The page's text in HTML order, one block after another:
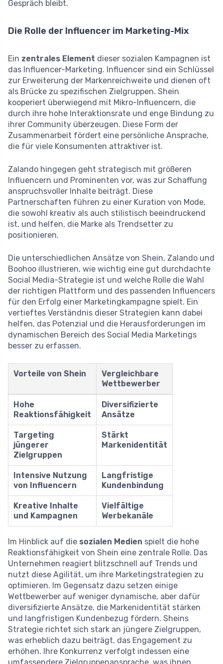
Gespräch bleibt.
Die Rolle der Influencer im Marketing-Mix
Ein zentrales Element dieser sozialen Kampagnen ist
das Influencer-Marketing. Influencer sind ein Schlüssel
zur Erweiterung der Markenreichweite und dienen oft
als Brücke zu spezifischen Zielgruppen. Shein
kooperiert überwiegend mit Mikro-Influencern, die
durch ihre hohe Interaktionsrate und enge Bindung zu
ihrer Community überzeugen. Diese Form der
Zusammenarbeit fördert eine persönliche Ansprache,
die für viele Konsumenten attraktiver ist.
Zalando hingegen geht strategisch mit größeren
Influencern und Prominenten vor, was zur Schaffung
anspruchsvoller Inhalte beiträgt. Diese
Partnerschaften führen zu einer Kuration von Mode,
die sowohl kreativ als auch stilistisch beeindruckend
ist, und helfen, die Marke als Trendsetter zu
positionieren.
Die unterschiedlichen Ansätze von Shein, Zalando und
Boohoo illustrieren, wie wichtig eine gut durchdachte
Social Media-Strategie ist und welche Rolle die Wahl
der richtigen Plattform und des passenden Influencers
für den Erfolg einer Marketingkampagne spielt. Ein
vertieftes Verständnis dieser Strategien kann dabei
helfen, das Potenzial und die Herausforderungen im
dynamischen Bereich des Social Media Marketings
besser zu erfassen.
Vorteile von Shein
Vergleichbare
Wettbewerber
Hohe
Reaktionsfähigkeit
Diversifizierte
Ansätze
Targeting
jüngerer
Zielgruppen
Stärkt
Markenidentität
Intensive Nutzung
von Influencern
Langfristige
Kundenbindung
Kreative Inhalte
und Kampagnen
Vielfältige
Werbekanäle
Im Hinblick auf die sozialen Medien spielt die hohe
Reaktionsfähigkeit von Shein eine zentrale Rolle. Das
Unternehmen reagiert blitzschnell auf Trends und
nutzt diese Agilität, um ihre Marketingstrategien zu
optimieren. Im Gegensatz dazu setzen einige
Wettbewerber auf weniger dynamische, aber dafür
diversifizierte Ansätze, die Markenidentität stärken
und langfristigen Kundenbezug fördern. Sheins
Strategie richtet sich stark an jüngere Zielgruppen,
was erheblich dazu beiträgt, das Engagement zu
erhöhen. Ihre Konkurrenz verfolgt indessen eine
umfassendere Zielgruppenansprache, was ihnen